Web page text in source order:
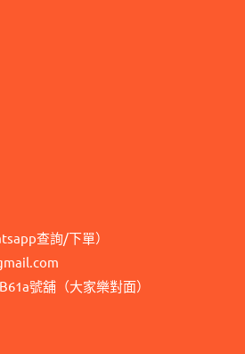
查詢/下單）
號舖（大家樂對面）